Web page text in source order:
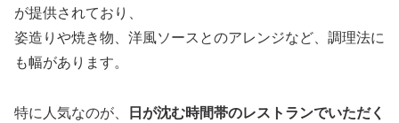
が提供されており、
姿造りや焼き物、洋風ソースとのアレンジなど、調理法に
も幅があります。
特に人気なのが、
日が沈む時間帯のレストランでいただく